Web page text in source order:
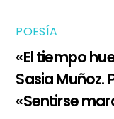
POESÍA
«El tiempo
Sasia
«Sentirse